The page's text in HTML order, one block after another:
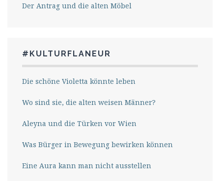
Der Antrag und die alten Möbel
#KULTURFLANEUR
Die schöne Violetta könnte leben
Wo sind sie, die alten weisen Männer?
Aleyna und die Türken vor Wien
Was Bürger in Bewegung bewirken können
Eine Aura kann man nicht ausstellen